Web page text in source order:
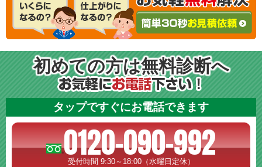
初めての方は無料診断へ
タップですぐにお電話できます
0120-090-992
受付時間 9:30～18:00（水曜日定休）